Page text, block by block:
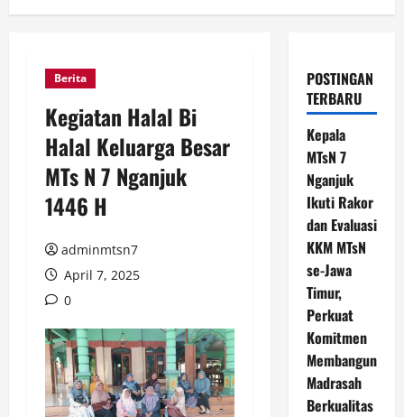
Berita
Kegiatan Halal Bi
Halal Keluarga Besar
MTs N 7 Nganjuk
1446 H
adminmtsn7
April 7, 2025
0
POSTINGAN
TERBARU
Kepala
MTsN 7
Nganjuk
Ikuti Rakor
dan Evaluasi
KKM MTsN
se-Jawa
Timur,
Perkuat
Komitmen
Membangun
Madrasah
Berkualitas